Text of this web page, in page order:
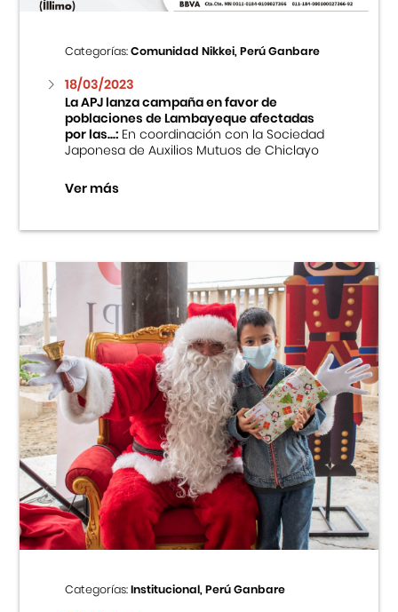
Categorías:Comunidad Nikkei, Perú Ganbare
18/03/2023
La APJ lanza campaña en favor de
poblaciones de Lambayeque afectadas
por las...:En coordinación con la Sociedad
Japonesa de Auxilios Mutuos de Chiclayo
Ver más
Categorías:Institucional, Perú Ganbare